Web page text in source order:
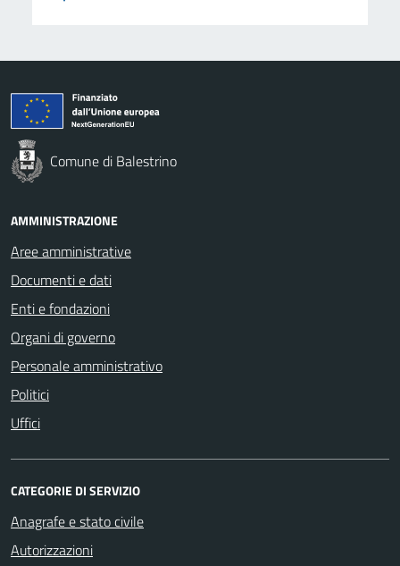
Comune di Balestrino
AMMINISTRAZIONE
Aree amministrative
Documenti e dati
Enti e fondazioni
Organi di governo
Personale amministrativo
Politici
Uffici
CATEGORIE DI SERVIZIO
Anagrafe e stato civile
Autorizzazioni